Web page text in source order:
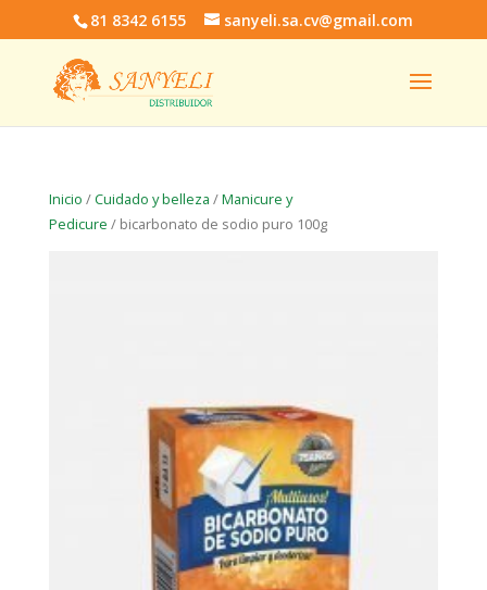
81 8342 6155 sanyeli.sa.cv@gmail.com
Inicio /Cuidado y belleza /Manicure y
Pedicure / bicarbonato de sodio puro 100g